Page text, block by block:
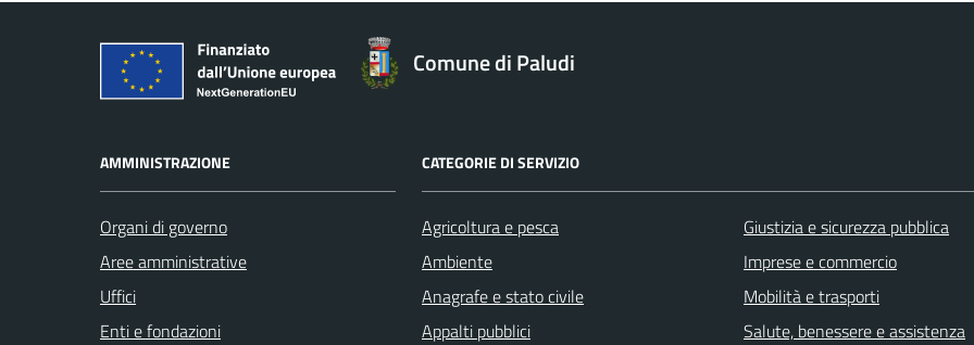
Comune di Paludi
AMMINISTRAZIONE
Organi di governo
Aree amministrative
Uffici
Enti e fondazioni
CATEGORIE DI SERVIZIO
Agricoltura e pesca
Ambiente
Anagrafe e stato civile
Appalti pubblici
Giustizia e sicurezza pubblica
Imprese e commercio
Mobilità e trasporti
Salute, benessere e assistenza